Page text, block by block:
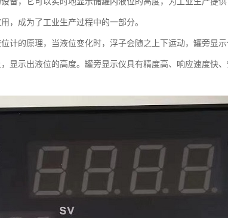
，成为了工业生产过程中的一部分。
计的原理，当液位变化时，浮子会随之上下运动，罐旁显
显示出液位的高度。罐旁显示仪具有精度高、响应速度快